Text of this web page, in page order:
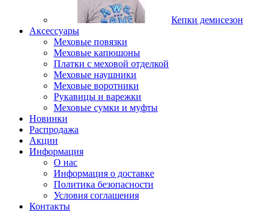
Кепки демисезон
Аксессуары
Меховые повязки
Меховые капюшоны
Платки с меховой отделкой
Меховые наушники
Меховые воротники
Рукавицы и варежки
Меховые сумки и муфты
Новинки
Распродажа
Акции
Информация
О нас
Информация о доставке
Политика безопасности
Условия соглашения
Контакты